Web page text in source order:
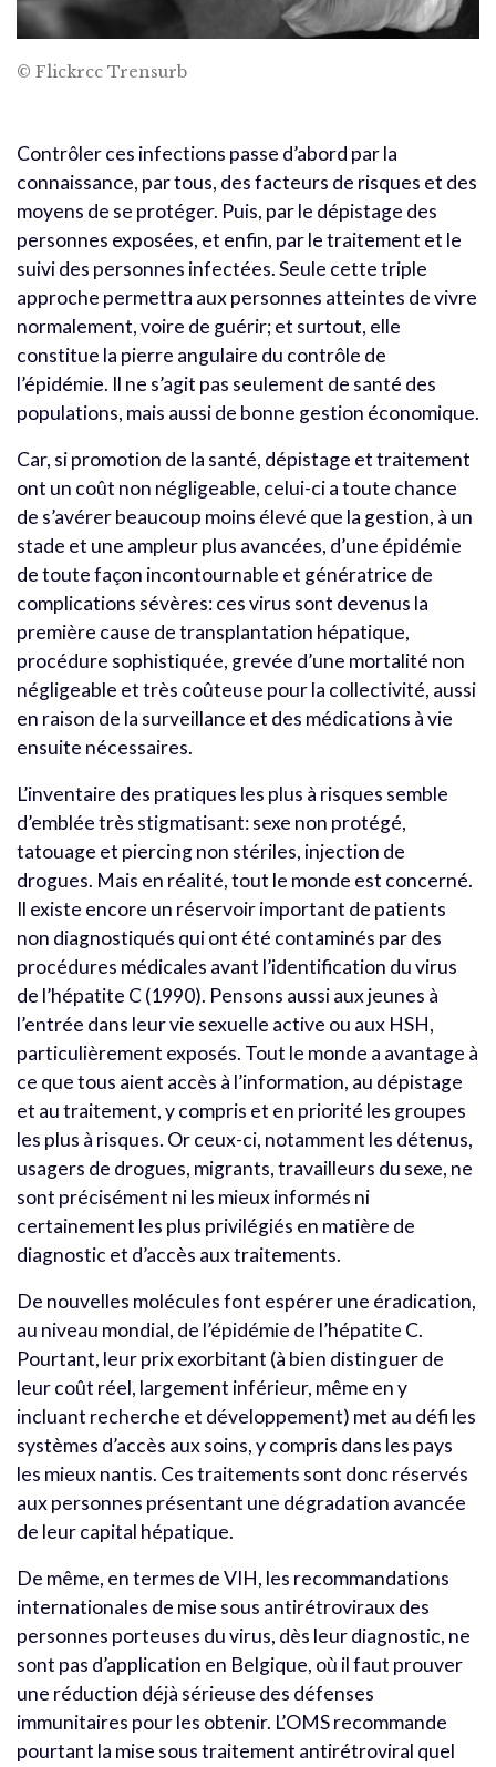
© Flickrcc Trensurb
Contrôler ces infections passe d’abord par la
connaissance, par tous, des facteurs de risques et des
moyens de se protéger. Puis, par le dépistage des
personnes exposées, et enfin, par le traitement et le
suivi des personnes infectées. Seule cette triple
approche permettra aux personnes atteintes de vivre
normalement, voire de guérir; et surtout, elle
constitue la pierre angulaire du contrôle de
l’épidémie. Il ne s’agit pas seulement de santé des
populations, mais aussi de bonne gestion économique.
Car, si promotion de la santé, dépistage et traitement
ont un coût non négligeable, celui-ci a toute chance
de s’avérer beaucoup moins élevé que la gestion, à un
stade et une ampleur plus avancées, d’une épidémie
de toute façon incontournable et génératrice de
complications sévères: ces virus sont devenus la
première cause de transplantation hépatique,
procédure sophistiquée, grevée d’une mortalité non
négligeable et très coûteuse pour la collectivité, aussi
en raison de la surveillance et des médications à vie
ensuite nécessaires.
L’inventaire des pratiques les plus à risques semble
d’emblée très stigmatisant: sexe non protégé,
tatouage et piercing non stériles, injection de
drogues. Mais en réalité, tout le monde est concerné.
Il existe encore un réservoir important de patients
non diagnostiqués qui ont été contaminés par des
procédures médicales avant l’identification du virus
de l’hépatite C (1990). Pensons aussi aux jeunes à
l’entrée dans leur vie sexuelle active ou aux HSH,
particulièrement exposés. Tout le monde a avantage à
ce que tous aient accès à l’information, au dépistage
et au traitement, y compris et en priorité les groupes
les plus à risques. Or ceux-ci, notamment les détenus,
usagers de drogues, migrants, travailleurs du sexe, ne
sont précisément ni les mieux informés ni
certainement les plus privilégiés en matière de
diagnostic et d’accès aux traitements.
De nouvelles molécules font espérer une éradication,
au niveau mondial, de l’épidémie de l’hépatite C.
Pourtant, leur prix exorbitant (à bien distinguer de
leur coût réel, largement inférieur, même en y
incluant recherche et développement) met au défi les
systèmes d’accès aux soins, y compris dans les pays
les mieux nantis. Ces traitements sont donc réservés
aux personnes présentant une dégradation avancée
de leur capital hépatique.
De même, en termes de VIH, les recommandations
internationales de mise sous antirétroviraux des
personnes porteuses du virus, dès leur diagnostic, ne
sont pas d’application en Belgique, où il faut prouver
une réduction déjà sérieuse des défenses
immunitaires pour les obtenir. L’OMS recommande
pourtant la mise sous traitement antirétroviral quel